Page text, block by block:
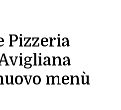
Pizzeria
menù